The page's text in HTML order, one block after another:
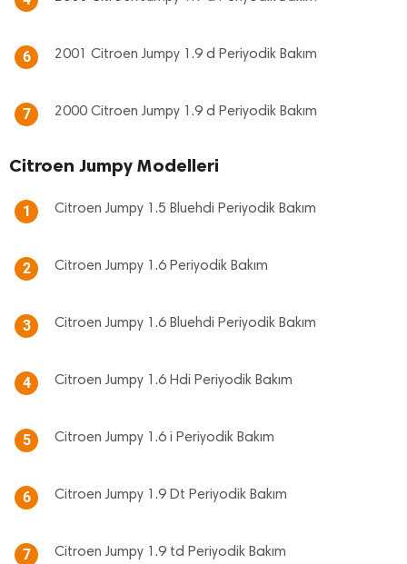
6 2001 Citroen Jumpy 1.9 d Periyodik Bakım
7 2000 Citroen Jumpy 1.9 d Periyodik Bakım
Citroen Jumpy Modelleri
1 Citroen Jumpy 1.5 Bluehdi Periyodik Bakım
2 Citroen Jumpy 1.6 Periyodik Bakım
3 Citroen Jumpy 1.6 Bluehdi Periyodik Bakım
4 Citroen Jumpy 1.6 Hdi Periyodik Bakım
5 Citroen Jumpy 1.6 i Periyodik Bakım
6 Citroen Jumpy 1.9 Dt Periyodik Bakım
7 Citroen Jumpy 1.9 td Periyodik Bakım